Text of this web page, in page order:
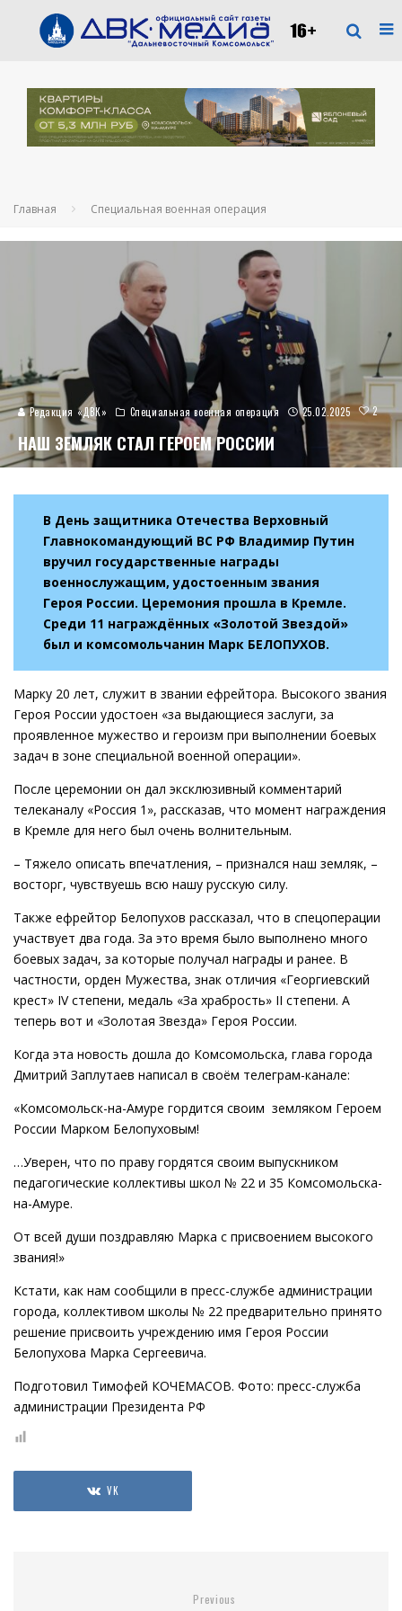
Главная Специальная военная операция
Редакция «ДВК» Специальная военная операция 25.02.2025 2
НАШ ЗЕМЛЯК СТАЛ ГЕРОЕМ РОССИИ
В День защитника Отечества Верховный
Главнокомандующий ВС РФ Владимир Путин
вручил государственные награды
военнослужащим, удостоенным звания
Героя России. Церемония прошла в Кремле.
Среди 11 награждённых «Золотой Звездой»
был и комсомольчанин Марк БЕЛОПУХОВ.
Марку 20 лет, служит в звании ефрейтора. Высокого звания
Героя России удостоен «за выдающиеся заслуги, за
проявленное мужество и героизм при выполнении боевых
задач в зоне специальной военной операции».
После церемонии он дал эксклюзивный комментарий
телеканалу «Россия 1», рассказав, что момент награждения
в Кремле для него был очень волнительным.
– Тяжело описать впечатления, – признался наш земляк, –
восторг, чувствуешь всю нашу русскую силу.
Также ефрейтор Белопухов рассказал, что в спецоперации
участвует два года. За это время было выполнено много
боевых задач, за которые получал награды и ранее. В
частности, орден Мужества, знак отличия «Георгиевский
крест» IV степени, медаль «За храбрость» II степени. А
теперь вот и «Золотая Звезда» Героя России.
Когда эта новость дошла до Комсомольска, глава города
Дмитрий Заплутаев написал в своём телеграм-канале:
«Комсомольск-на-Амуре гордится своим земляком Героем
России Марком Белопуховым!
…Уверен, что по праву гордятся своим выпускником
педагогические коллективы школ № 22 и 35 Комсомольска-
на-Амуре.
От всей души поздравляю Марка с присвоением высокого
звания!»
Кстати, как нам сообщили в пресс-службе администрации
города, коллективом школы № 22 предварительно принято
решение присвоить учреждению имя Героя России
Белопухова Марка Сергеевича.
Подготовил Тимофей КОЧЕМАСОВ. Фото: пресс-служба
администрации Президента РФ
VK
Previous